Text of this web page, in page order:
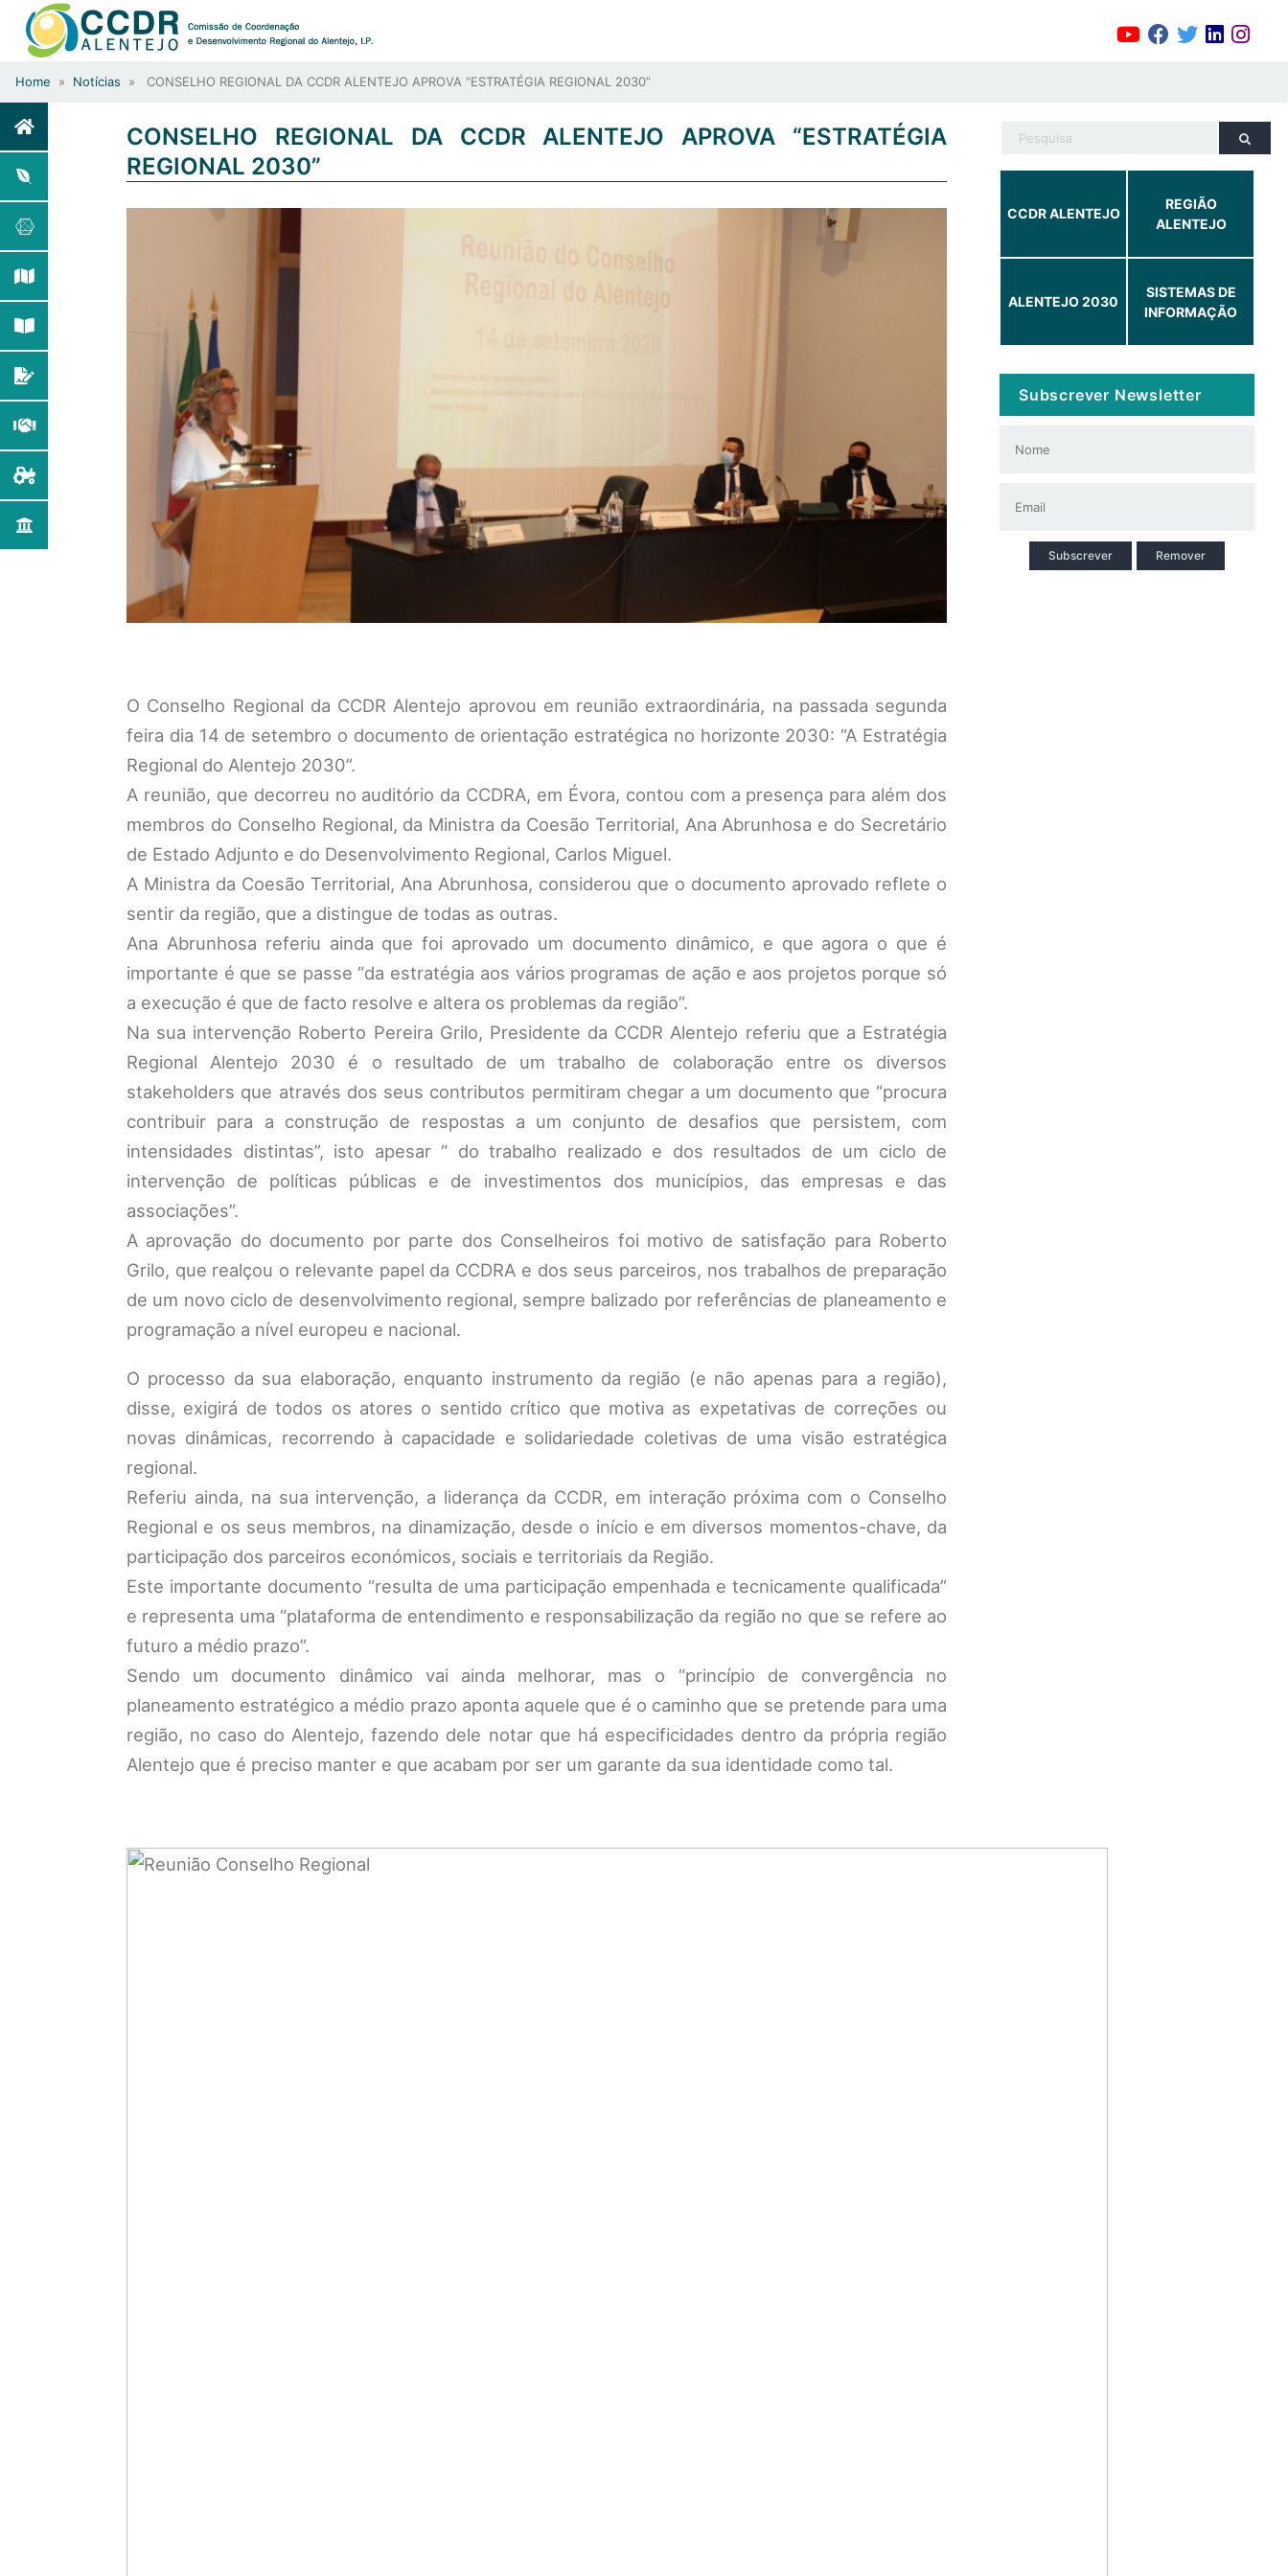
Home » Notícias » CONSELHO REGIONAL DA CCDR ALENTEJO APROVA “ESTRATÉGIA REGIONAL 2030”
CONSELHO REGIONAL DA CCDR ALENTEJO APROVA “ESTRATÉGIA
REGIONAL 2030”
O Conselho Regional da CCDR Alentejo aprovou em reunião extraordinária, na passada segunda
feira dia 14 de setembro o documento de orientação estratégica no horizonte 2030: “A Estratégia
Regional do Alentejo 2030”.
A reunião, que decorreu no auditório da CCDRA, em Évora, contou com a presença para além dos
membros do Conselho Regional, da Ministra da Coesão Territorial, Ana Abrunhosa e do Secretário
de Estado Adjunto e do Desenvolvimento Regional, Carlos Miguel.
A Ministra da Coesão Territorial, Ana Abrunhosa, considerou que o documento aprovado reflete o
sentir da região, que a distingue de todas as outras.
Ana Abrunhosa referiu ainda que foi aprovado um documento dinâmico, e que agora o que é
importante é que se passe “da estratégia aos vários programas de ação e aos projetos porque só
a execução é que de facto resolve e altera os problemas da região”.
Na sua intervenção Roberto Pereira Grilo, Presidente da CCDR Alentejo referiu que a Estratégia
Regional Alentejo 2030 é o resultado de um trabalho de colaboração entre os diversos
stakeholders que através dos seus contributos permitiram chegar a um documento que “procura
contribuir para a construção de respostas a um conjunto de desafios que persistem, com
intensidades distintas”, isto apesar “ do trabalho realizado e dos resultados de um ciclo de
intervenção de políticas públicas e de investimentos dos municípios, das empresas e das
associações”.
A aprovação do documento por parte dos Conselheiros foi motivo de satisfação para Roberto
Grilo, que realçou o relevante papel da CCDRA e dos seus parceiros, nos trabalhos de preparação
de um novo ciclo de desenvolvimento regional, sempre balizado por referências de planeamento e
programação a nível europeu e nacional.
O processo da sua elaboração, enquanto instrumento da região (e não apenas para a região),
disse, exigirá de todos os atores o sentido crítico que motiva as expetativas de correções ou
novas dinâmicas, recorrendo à capacidade e solidariedade coletivas de uma visão estratégica
regional.
Referiu ainda, na sua intervenção, a liderança da CCDR, em interação próxima com o Conselho
Regional e os seus membros, na dinamização, desde o início e em diversos momentos-chave, da
participação dos parceiros económicos, sociais e territoriais da Região.
Este importante documento “resulta de uma participação empenhada e tecnicamente qualificada”
e representa uma “plataforma de entendimento e responsabilização da região no que se refere ao
futuro a médio prazo”.
Sendo um documento dinâmico vai ainda melhorar, mas o “princípio de convergência no
planeamento estratégico a médio prazo aponta aquele que é o caminho que se pretende para uma
região, no caso do Alentejo, fazendo dele notar que há especificidades dentro da própria região
Alentejo que é preciso manter e que acabam por ser um garante da sua identidade como tal.
CCDR ALENTEJO
REGIÃO
ALENTEJO
ALENTEJO 2030
SISTEMAS DE
INFORMAÇÃO
Subscrever Newsletter
Subscrever Remover